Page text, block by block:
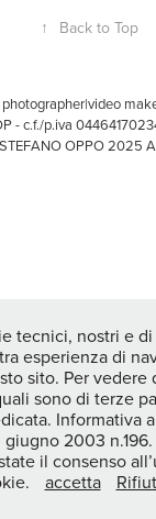
↑ Back to Top
- c.f./p.iva
OPPO 2025
tecnici, nostri e
esperienza di
sito. Per vedere
sono di terze
Informativa
giugno 2003
il consenso
accetta